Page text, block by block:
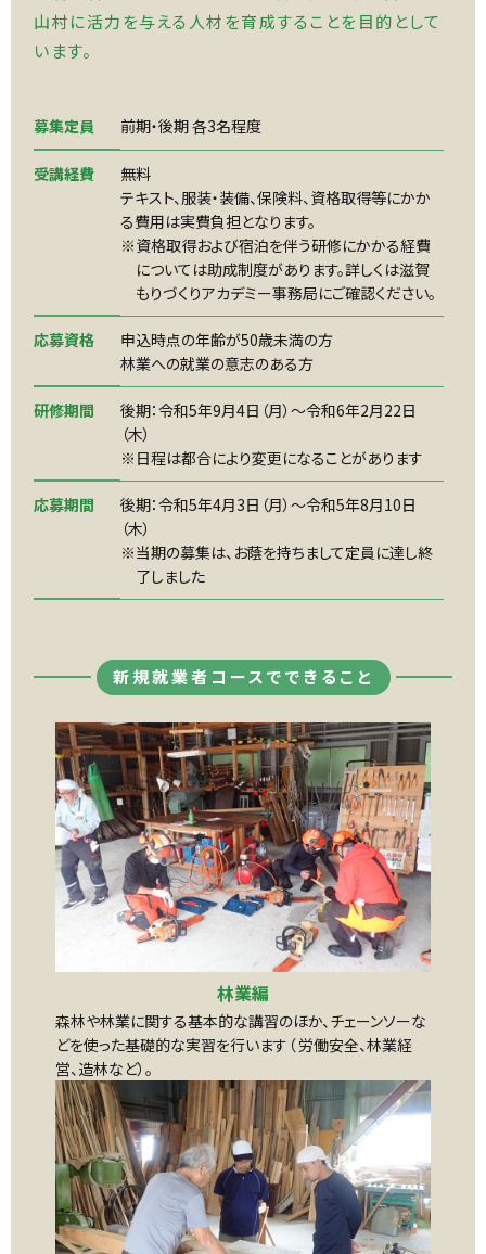
山村に活力を与える人材を育成することを目的として
います。
募集定員 前期・後期 各3名程度
受講経費
無料
テキスト、服装・装備、保険料、資格取得等にかか
る費用は実費負担となります。
※資格取得および宿泊を伴う研修にかかる経費
については助成制度があります。詳しくは滋賀
もりづくりアカデミー事務局にご確認ください。
応募資格
申込時点の年齢が50歳未満の方
林業への就業の意志のある方
研修期間
後期：令和5年9月4日（月）～令和6年2月22日
（木）
※日程は都合により変更になることがあります
応募期間
後期：令和5年4月3日（月）～令和5年8月10日
（木）
※当期の募集は、お蔭を持ちまして定員に達し終
了しました
新規就業者コースでできること
林業編
森林や林業に関する基本的な講習のほか、チェーンソーな
どを使った基礎的な実習を行います（ 労働安全、林業経
営、造林など）。